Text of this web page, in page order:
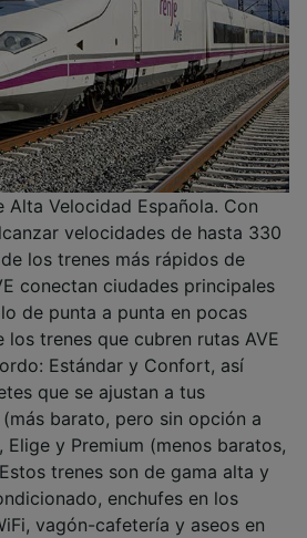
Alta Velocidad Española. Con
velocidades de hasta 330
los trenes más rápidos de
conectan ciudades principales
de punta a punta en pocas
los trenes que cubren rutas AVE
Estándar y Confort, así
que se ajustan a tus
barato, pero sin opción a
y Premium (menos baratos,
trenes son de gama alta y
enchufes en los
vagón-cafetería y aseos en